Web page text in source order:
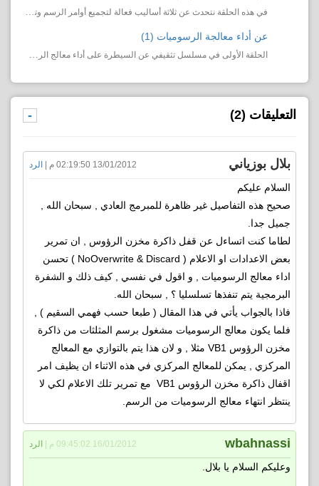
في هذه الحلقة نتحدث عن ثلاثة أساليب فعالة لتجميع أوامر الرسم وتحسين الأداء لكل من معالج الرسوميات وا...
عن أداء معالجة الرسوميات (1)
التعليقات (2) -
بلال بوزياني 13/01/2012 02:19:50 م | الرد
السلام عليكم
صحيح هذه التفاصيل غير ظاهرة للمبرمج العادي , سبحان الله ,
جميل جدا.
لطاما كنت اتساءل عن قفل ذاكرة مخزن الرؤوس , ان تمرير
بعض الاعدادات او الاعلام ( NoOverwrite & Discard ) تحسن
اداء معالج الرسوميات , و اقول في نفسي , كيف ذلك و الشفرة
البرمجية يتم تنفذها تسلسليا ؟ , سبحان الله.
فاذا بالجواب يأتي في هذا المقال ( طبعا حسب فهمي السقيم ) ,
فلما يكون معالج الرسوميات مشغول برسم المثلثات من ذاكرة
مخزن الرؤوس VB1 مثلا , و لان هذا يتم بالتوازي مع المعالج
المركزي , يمكن للمعالج المركزي في هذه الاثناء ان يظيف امر
اقفال ذاكرة مخزن الرؤوس VB1 مع تمرير تلك الاعلام لكي لا
ينتظر انتهاء معالج الرسوميات من الرسم.
wbahnassi 16/01/2012 09:45:02 م | الرد
وعليكم السلام يا بلال.